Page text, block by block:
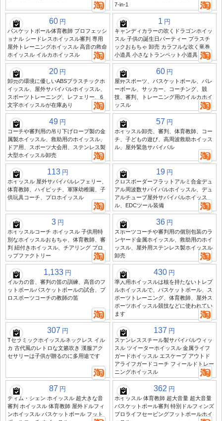
7-in-1
60 円
バスケットボール体育教師 プロフェッシ
ョナル シードレスホイッスル審判 専用
屋外トレーニングホイッスル 高音の救命
ホイッスル イルカホイッスル
1 円
キャンディカラーの吹くドラゴンホイッ
スル 子供の誕生日パーティー プラスチ
ックおもちゃ 卸売 カラフルな吹く竜巻
小道具 小さなトランペット小道具
20 円
卸売の環境に優しいABSプラスチックホ
イッスル、屋外サバイバルホイッスル、
スポーツトレーニング、レフェリー、6
文字ホイッスルが在庫あり
60 円
屋外スポーツ、バスケットボール、バレ
ーボール、サッカー、コーチング、競
技、審判、トレーニング用のイルカホイ
ッスル
49 円
コーチや審判用の吊り下げロープ製の金
属製ホイッスル、救助用のホイッスル、
ドア用、スポーツ大会用、ステンレス製
大型ホイッスル卸売
57 円
ホイッスル卸売、審判、体育教師、コー
チ、子どもの遊び、高周波救助ホイッス
ル、屋外緊急サバイバル
113 円
ホイッスル 屋外サバイバルレフェリー、
体育教師、ハイピッチ、軍隊幼稚園、子
供玩具コーチ、プロホイッスル
19 円
クロスボーダーフラットアルミ合金デュ
アル周波数サバイバルホイッスル、デュ
アルチューブ屋外サバイバルホイッス
ル、EDCツール装備
3 円
ホイッスルコーチ ホイッスル 子供用特
別なホイッスルおもちゃ、体育教師、審
判 紐付きホイッスル、チアリング プロ
ップファクトリー
36 円
スポーツコーチや審判用の個別包装のラ
ンヤード金属ホイッスル、救助用のホイ
ッスル、屋外用ステンレス製ホイッスル
卸売
1,133 円
イルカの音、審判の笛の訓練、高音のフ
ットボールバスケットボールの試合、プ
ロスポーツコーチの教師の笛
430 円
準人用ホイッスルは核を持たないトレブ
ルホイッスルで、バスケットボール、ス
ポーツトレーニング、体育教師、屋外ス
ポーツホイッスル競技などに使われてい
ます
307 円
Tセラミックホイッスルネックレス イル
カ 古代風のレトロな文籁吹き 漢服アク
セサリーは子供が贈るのに多用途です
137 円
ステンレススチール製サバイバルウィッ
スル ツイーターホイッスル 金属ライフ
ガードホイッスル エスケープ アウトド
アライフガードコーチ フィールドトレー
ニングホイッスル
87 円
ティム・シェン ホイッスル 超大きな音
審判 ホイッスル 体育教師 屋外ドルフィ
ンホイッスル バスケットボール フット
362 円
ホイッスル 体育教師 超大音量 超大音量
バスケットボール審判 特別ドルフィンズ
プロライフセービングフットボールホイ